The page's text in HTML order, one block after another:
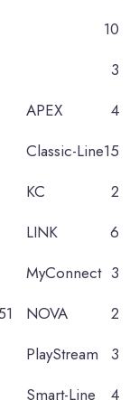
10
3
APEX
4
Classic-Line15
KC
2
LINK
6
MyConnect 3
NOVA
2
PlayStream
3
Smart-Line
4